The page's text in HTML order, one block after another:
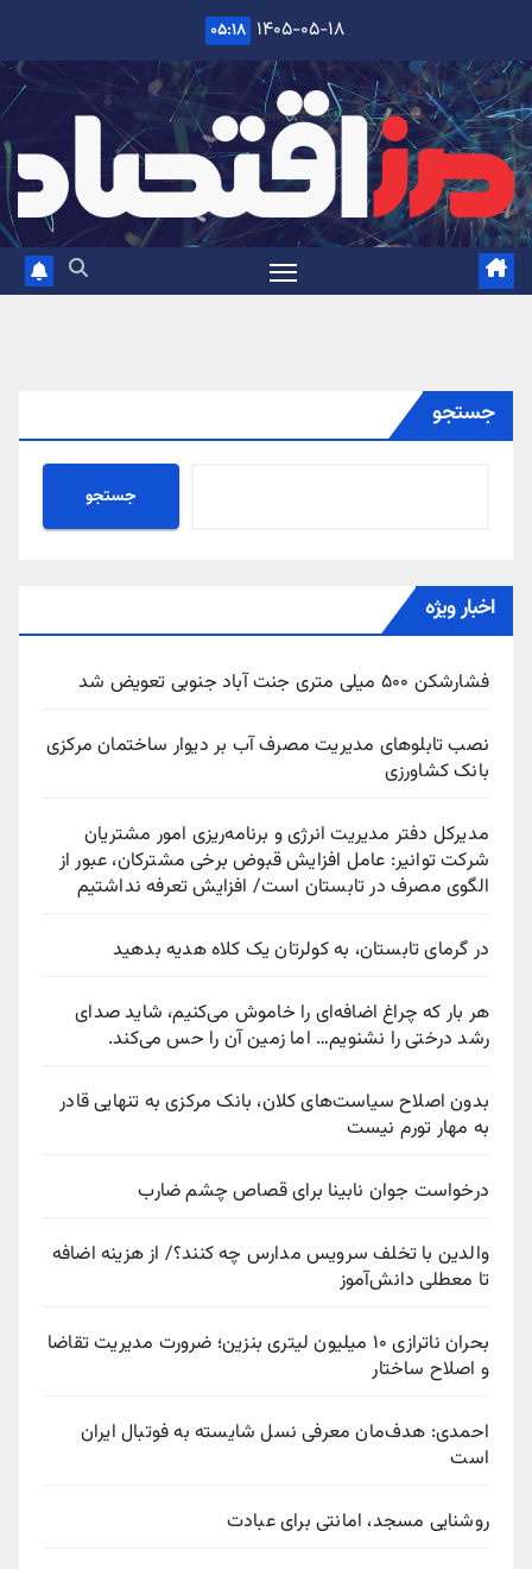
content
۱۴۰۵-۰۵-۱۸ ۰۵:۱۸
جستجو
جستجو
اخبار ویژه
فشارشکن ۵۰۰ میلی متری جنت آباد جنوبی تعویض شد
نصب تابلوهای مدیریت مصرف آب بر دیوار ساختمان مرکزی
بانک کشاورزی
مدیرکل دفتر مدیریت انرژی و برنامه‌ریزی امور مشتریان
شرکت توانیر: عامل افزایش قبوض برخی مشترکان، عبور از
الگوی مصرف در تابستان است/ افزایش تعرفه نداشتیم
در گرمای تابستان، به کولرتان یک کلاه هدیه بدهید
هر بار که چراغ اضافه‌ای را خاموش می‌کنیم، شاید صدای
رشد درختی را نشنویم… اما زمین آن را حس می‌کند.
بدون اصلاح سیاست‌های کلان، بانک مرکزی به تنهایی قادر
به مهار تورم نیست
درخواست جوان نابینا برای قصاص چشم ضارب
والدین با تخلف سرویس مدارس چه کنند؟/ از هزینه اضافه
تا معطلی دانش‌آموز
بحران ناترازی ۱۰ میلیون لیتری بنزین؛ ضرورت مدیریت تقاضا
و اصلاح ساختار
احمدی: هدف‌مان معرفی نسل شایسته به فوتبال ایران
است
روشنایی مسجد، امانتی برای عبادت